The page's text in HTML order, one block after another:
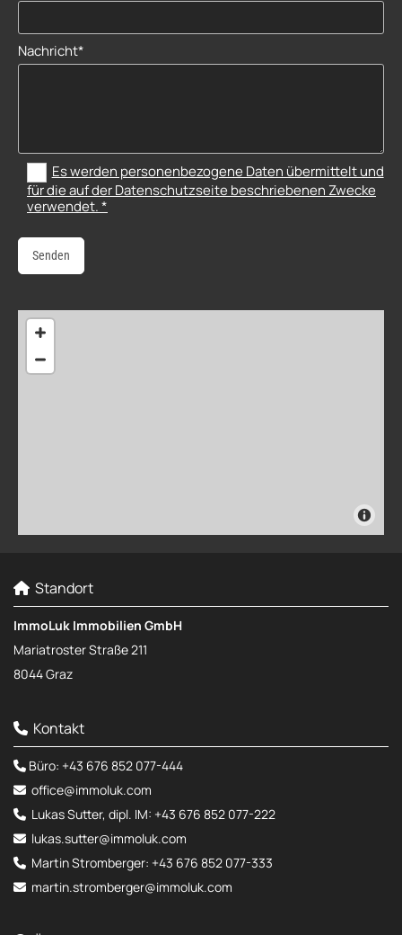
Nachricht*
Es werden personenbezogene Daten übermittelt und
für die auf der Datenschutzseite beschriebenen Zwecke
verwendet. *
 Standort
ImmoLuk Immobilien GmbH
Mariatroster Straße 211
8044 Graz
 Kontakt
 Büro: +43 676 852 077-444
 office@immoluk.com
 Lukas Sutter, dipl. IM: +43 676 852 077-222
 lukas.sutter@immoluk.com
 Martin Stromberger: +43 676 852 077-333
 martin.stromberger@immoluk.com